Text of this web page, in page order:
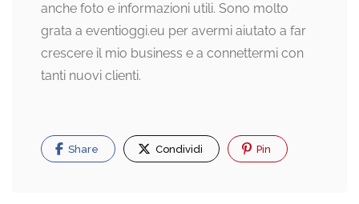
anche foto e informazioni utili. Sono molto
grata a eventioggi.eu per avermi aiutato a far
crescere il mio business e a connettermi con
tanti nuovi clienti.
Share Condividi Pin